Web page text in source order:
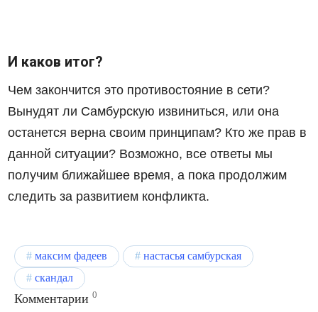
И каков итог?
Чем закончится это противостояние в сети?
Вынудят ли Самбурскую извиниться, или она
останется верна своим принципам? Кто же прав в
данной ситуации? Возможно, все ответы мы
получим ближайшее время, а пока продолжим
следить за развитием конфликта.
максим фадеев
настасья самбурская
скандал
Комментарии 0